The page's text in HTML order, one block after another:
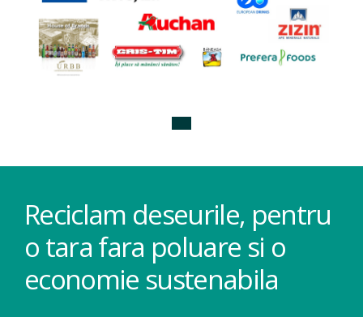
Reciclam deseurile, pentru
o tara fara poluare si o
economie sustenabila